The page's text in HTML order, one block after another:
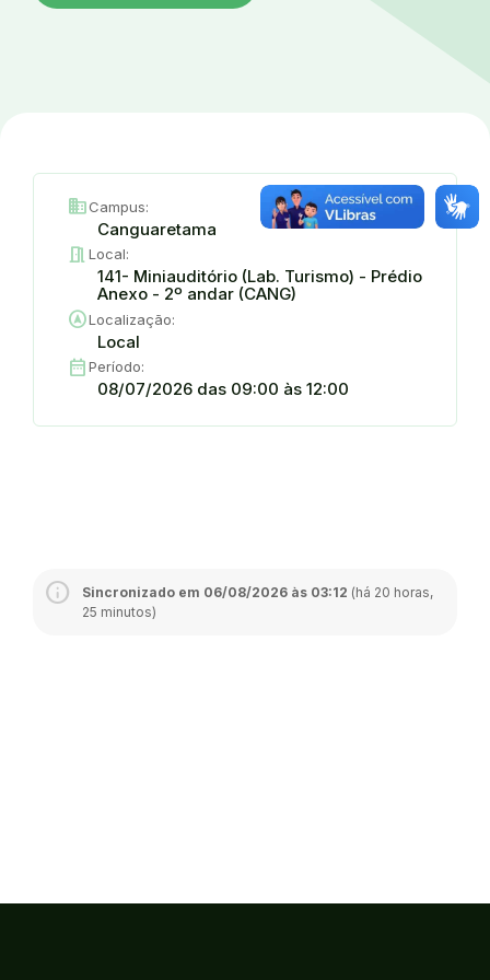
domainCampus:
Canguaretama
meeting_room Local:
141- Miniauditório (Lab. Turismo) - Prédio
Anexo - 2º andar (CANG)
assistant_navigationLocalização:
Local
date_rangePeríodo:
08/07/2026 das 09:00 às 12:00
Sincronizado em 06/08/2026 às 03:12 (há 20 horas,
25 minutos)